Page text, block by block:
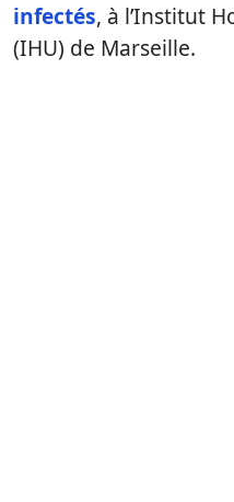
infectés, à l’Institut
(IHU) de Marseille.